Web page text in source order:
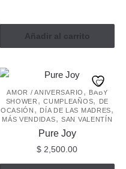
Añadir al carrito
AMOR / ANIVERSARIO , BABY
SHOWER ,CUMPLEAÑOS,
DE
OCASIÓN , DÍA DE LAS MADRES,
MÁS VENDIDAS, SAN VALENTÍN
Pure Joy
$ 2,500.00